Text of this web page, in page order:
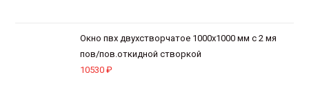
Окно пвх двухстворчатое 1000х1000 мм с 2 мя
пов/пов.откидной створкой
10530₽